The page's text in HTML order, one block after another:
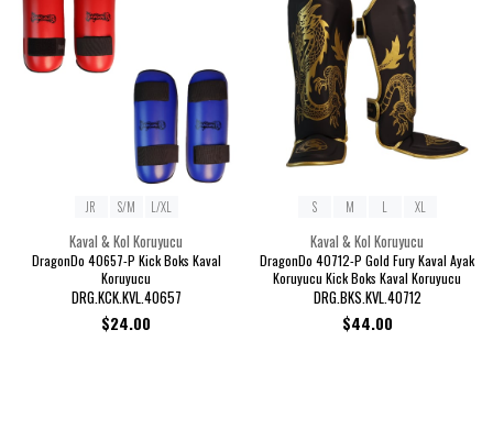
Kaval & Kol Koruyucu
DragonDo 40657-P Kick Boks Kaval
Koruyucu
DRG.KCK.KVL.40657
$24.00
JR S/M L/XL
Kaval & Kol Koruyucu
DragonDo 40712-P Gold Fury Kaval Ayak
Koruyucu Kick Boks Kaval Koruyucu
DRG.BKS.KVL.40712
$44.00
S M L XL